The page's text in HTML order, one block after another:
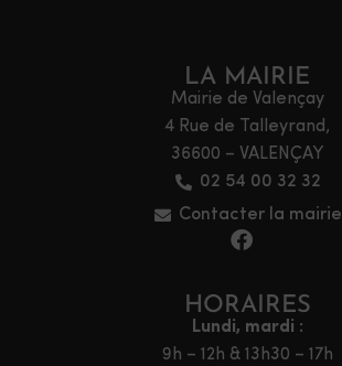
LA MAIRIE
Mairie de Valençay
4 Rue de Talleyrand,
36600 – VALENÇAY
02 54 00 32 32
Contacter la mairie
HORAIRES
Lundi, mardi :
9h – 12h & 13h30 – 17h